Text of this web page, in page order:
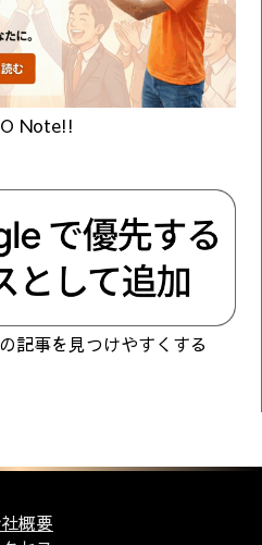
Note!!
記事を見つけやすくする
概要